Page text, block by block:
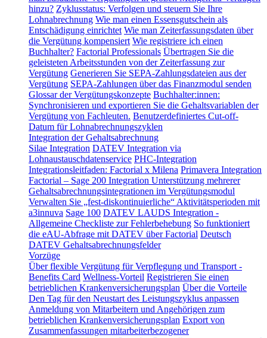
hinzu? Zyklusstatus: Verfolgen und steuern Sie Ihre
Lohnabrechnung Wie man einen Essensgutschein als
Entschädigung einrichtet Wie man Zeiterfassungsdaten über
die Vergütung kompensiert Wie registriere ich einen
Buchhalter? Factorial Professionals Übertragen Sie die
geleisteten Arbeitsstunden von der Zeiterfassung zur
Vergütung Generieren Sie SEPA-Zahlungsdateien aus der
Vergütung SEPA-Zahlungen über das Finanzmodul senden
Glossar der Vergütungskonzepte Buchhalter:innen:
Synchronisieren und exportieren Sie die Gehaltsvariablen der
Vergütung von Fachleuten. Benutzerdefiniertes Cut-off-
Datum für Lohnabrechnungszyklen
Integration der Gehaltsabrechnung
Silae Integration DATEV Integration via
Lohnaustauschdatenservice PHC-Integration
Integrationsleitfaden: Factorial x Milena Primavera Integration
Factorial – Sage 200 Integration Unterstützung mehrerer
Gehaltsabrechnungsintegrationen im Vergütungsmodul
Verwalten Sie „fest-diskontinuierliche“ Aktivitätsperioden mit
a3innuva Sage 100 DATEV LAUDS Integration -
Allgemeine Checkliste zur Fehlerbehebung So funktioniert
die eAU-Abfrage mit DATEV über Factorial Deutsch
DATEV Gehaltsabrechnungsfelder
Vorzüge
Über flexible Vergütung für Verpflegung und Transport -
Benefits Card Wellness-Vorteil Registrieren Sie einen
betrieblichen Krankenversicherungsplan Über die Vorteile
Den Tag für den Neustart des Leistungszyklus anpassen
Anmeldung von Mitarbeitern und Angehörigen zum
betrieblichen Krankenversicherungsplan Export von
Zusammenfassungen mitarbeiterbezogener